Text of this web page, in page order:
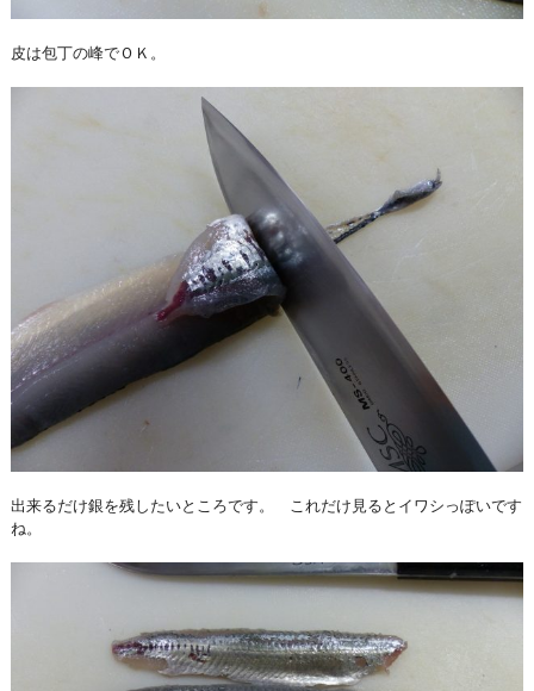
皮は包丁の峰でＯＫ。
出来るだけ銀を残したいところです。 これだけ見るとイワシっぽいです
ね。